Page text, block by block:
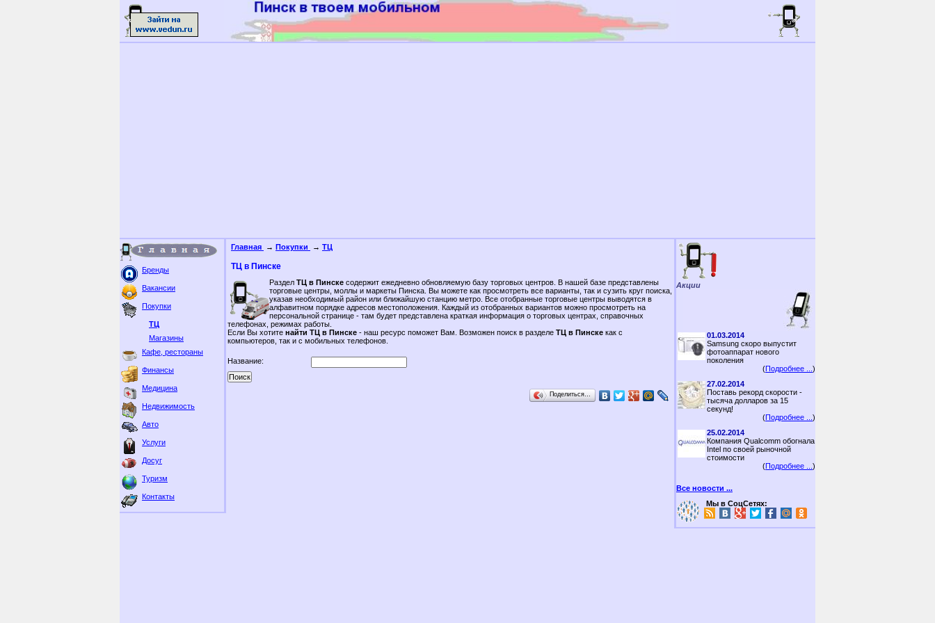
Бренды
Вакансии
Покупки
ТЦ
Магазины
Кафе, рестораны
Финансы
Медицина
Недвижимость
Авто
Услуги
Досуг
Туризм
Контакты
Главная → Покупки → ТЦ
ТЦ в Пинске
Раздел ТЦ в Пинске содержит ежедневно обновляемую базу торговых центров. В нашей базе представлены
торговые центры, моллы и маркеты Пинска. Вы можете как просмотреть все варианты, так и сузить круг поиска,
указав необходимый район или ближайшую станцию метро. Все отобранные торговые центры выводятся в
алфавитном порядке адресов местоположения. Каждый из отобранных вариантов можно просмотреть на
персональной странице - там будет представлена краткая информация о торговых центрах, справочных
телефонах, режимах работы.
Если Вы хотите найти ТЦ в Пинске - наш ресурс поможет Вам. Возможен поиск в разделе ТЦ в Пинске как с
компьютеров, так и с мобильных телефонов.
Название:
Поделиться…
Акции
01.03.2014
Samsung скоро выпустит
фотоаппарат нового
поколения
(Подробнее ... )
27.02.2014
Поставь рекорд скорости -
тысяча долларов за 15
секунд!
(Подробнее ... )
25.02.2014
Компания Qualcomm обогнала
Intel по своей рыночной
стоимости
(Подробнее ... )
Все новости ...
Мы в СоцСетях: